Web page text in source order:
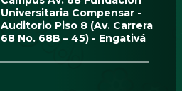
Universitaria Compensar -
Auditorio Piso 8 (Av. Carrera
68 No. 68B – 45) - Engativá